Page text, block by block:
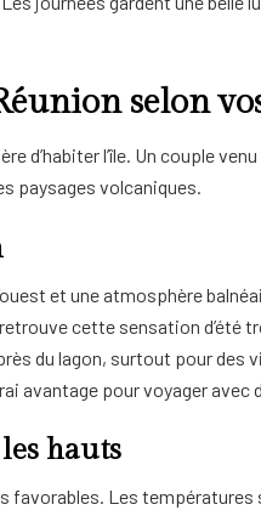
selon
d’habiter l’île. Un couple
paysages volcaniques.
et une atmosphère
cette sensation d’été
du lagon, surtout pour des
avantage pour voyager avec
hauts
favorables. Les